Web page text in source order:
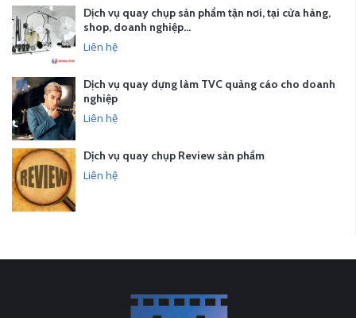
Dịch vụ quay chụp sản phẩm tận nơi, tại cửa hàng,
shop, doanh nghiệp…
Liên hệ
Dịch vụ quay dựng làm TVC quảng cáo cho doanh
nghiệp
Liên hệ
Dịch vụ quay chụp Review sản phẩm
Liên hệ